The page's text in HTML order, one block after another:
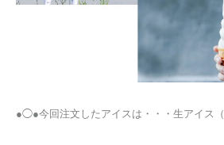
●◯●今回注文したアイスは ・ ・ ・ 生アイス （